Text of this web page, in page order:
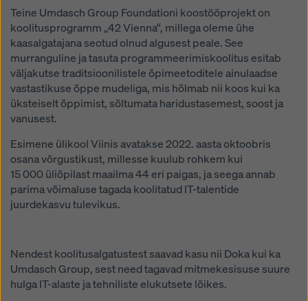
Teine Umdasch Group Foundationi koostööprojekt on
koolitusprogramm „42 Vienna“, millega oleme ühe
kaasalgatajana seotud olnud algusest peale. See
murranguline ja tasuta programmeerimiskoolitus esitab
väljakutse traditsioonilistele õpimeetoditele ainulaadse
vastastikuse õppe mudeliga, mis hõlmab nii koos kui ka
üksteiselt õppimist, sõltumata haridustasemest, soost ja
vanusest.
Esimene ülikool Viinis avatakse 2022. aasta oktoobris
osana võrgustikust, millesse kuulub rohkem kui
15 000 üliõpilast maailma 44 eri paigas, ja seega annab
parima võimaluse tagada koolitatud IT-talentide
juurdekasvu tulevikus.
Nendest koolitusalgatustest saavad kasu nii Doka kui ka
Umdasch Group, sest need tagavad mitmekesisuse suure
hulga IT-alaste ja tehniliste elukutsete lõikes.